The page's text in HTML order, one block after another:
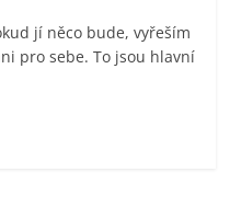
jí něco bude, vyřeším
pro sebe. To jsou hlavní